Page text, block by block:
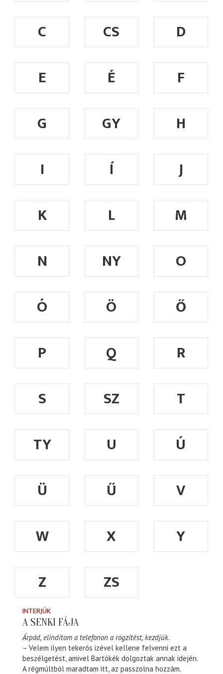
C CS
D
E
É
F
G
GY
H
I
Í
J
K
L
M
N
NY
O
Ó
Ö
Ő
P
Q
R
S
SZ
T
TY
U
Ú
Ü
Ű
V
W
X
Y
Z
ZS
INTERJÚK
A SENKI FÁJA
Árpád, elindítom a telefonon a rögzítést, kezdjük.
– Velem ilyen tekerős izével kellene felvenni ezt a
beszélgetést, amivel Bartókék dolgoztak annak idején.
A régmúltból maradtam itt, az passzolna hozzám.